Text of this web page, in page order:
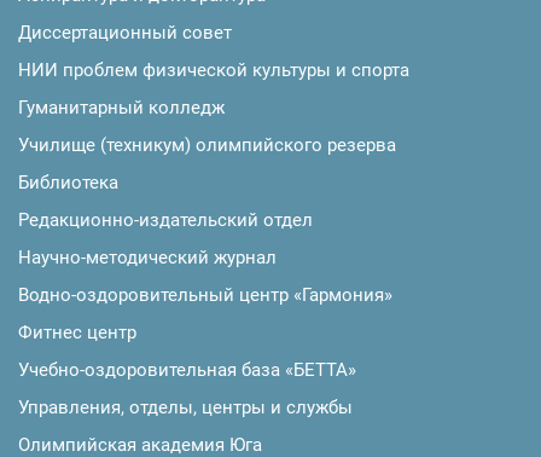
Диссертационный совет
НИИ проблем физической культуры и спорта
Гуманитарный колледж
Училище (техникум) олимпийского резерва
Библиотека
Редакционно-издательский отдел
Научно-методический журнал
Водно-оздоровительный центр «Гармония»
Фитнес центр
Учебно-оздоровительная база «БЕТТА»
Управления, отделы, центры и службы
Олимпийская академия Юга